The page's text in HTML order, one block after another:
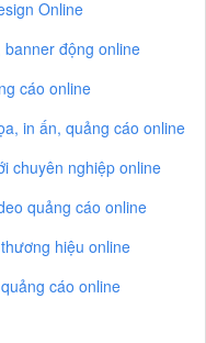
Online
động online
cáo online
in ấn, quảng cáo online
chuyên nghiệp online
quảng cáo online
hiệu online
cáo online